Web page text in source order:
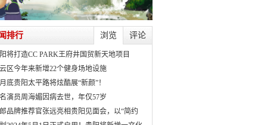
浏览 评论
排行
将打造CC PARK王府井国贸新天地项目
区今年来新增22个健身场地设施
底贵阳太平路将炫酷展“新颜”！
演员周海媚因病去世，年仅57岁
品牌推荐官张远亮相贵阳见面会，以“简约